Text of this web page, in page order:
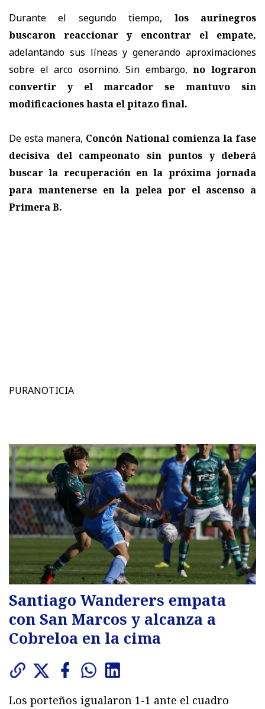
Durante el segundo tiempo, los aurinegros
buscaron reaccionar y encontrar el empate,
adelantando sus líneas y generando aproximaciones
sobre el arco osornino. Sin embargo,no lograron
convertir y el marcador se mantuvo sin
modificaciones hasta el pitazo final.
De esta manera, Concón National comienza la fase
decisiva del campeonato sin puntos y deberá
buscar la recuperación en la próxima jornada
para mantenerse en la pelea por el ascenso a
Primera B.
PURANOTICIA
Santiago Wanderers empata
con San Marcos y alcanza a
Cobreloa en la cima
Los porteños igualaron 1-1 ante el cuadro